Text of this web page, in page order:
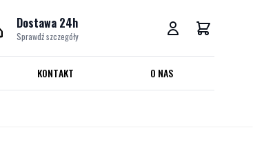
Dostawa 24h
Sprawdź szczegóły
KONTAKT O NAS